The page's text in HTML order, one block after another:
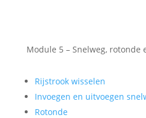
Module 5 – Snelweg,
Rijstrook wisselen
Invoegen en uitvoegen
Rotonde